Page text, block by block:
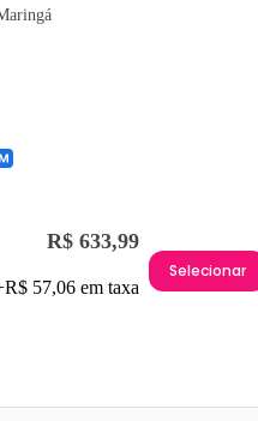
R$ 633,99
57,06 em taxa
Selecionar